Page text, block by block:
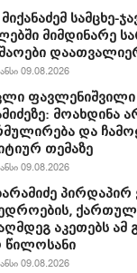
მიქანაძემ სამცხე-
მიმდინარე
09.08.2026
მოახდინა
და
თემაზე
09.08.2026
აკეთებს ამ
წილოსანი
09.08.2026